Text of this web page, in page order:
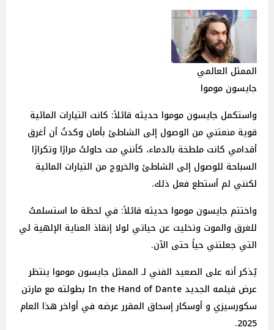
الممثل العالمي
جايسون موموا
واستكمل جايسون موموا حديثه قائلاً: كانت التيارات المائية
قوية منعتني من الوصول إلى الشاطئ بأمان وكدتُ أن أغرق
أقدامي كانت ملطخة بالدماء، كأنني مت حاولتُ مرارًا وتكرارًا
السباحة للوصول إلى الشاطئ والخروج من التيارات المائية
لكنني لم أستطع فعل ذلك.
واختتم جايسون موموا حديثه قائلاً: في لحظة ما استسلمتُ
للغرق والموت وتخليت عن حياتي لولا إنقاذ العناية الإلهية لي
التي جعلتني حياً حتى الآن.
يُذكر أنه على الصعيد الفني لـ الممثل جايسون موموا ينتظر
عرض فيلمه الجديد In the Hand of Dante بطولته مع مارتن
سكورسيزي و أوسكار إسحاق المقرر عرضه في أواخر هذا العام
2025.